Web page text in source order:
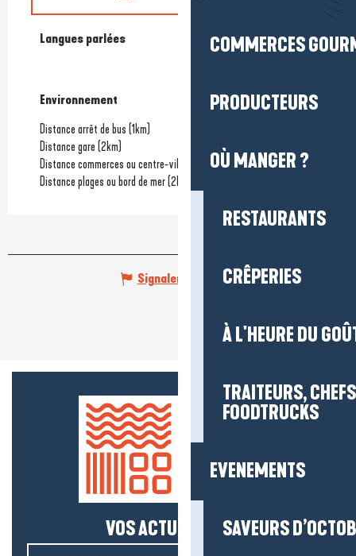
COMMERCES
PRODUCTEURS
OÙ MANGER ?
RESTAURANTS
CRÊPERIES
À L'HEURE DU
TRAITEURS,
FOODTRUCKS
EVENEMENTS
SAVEURS
Langues parlées
Langues parlées
Environnement
Environnement
Distance arrêt de bus (1km)
Distance gare (2km)
Distance commerces ou centre-ville
Distance plages ou bord de mer(2km)
Signaler une erreur
VOS ACTUS SALÉES !